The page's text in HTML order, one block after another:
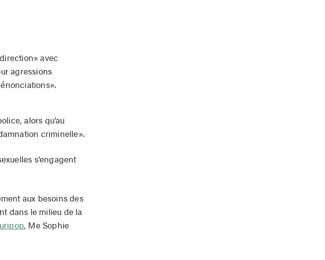
avec
agressions
alors qu’au
criminelle».
s’engagent
aux besoins des
dans le milieu de la
, Me Sophie